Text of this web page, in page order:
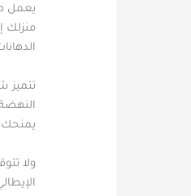
يعمل
منزلك
تتميز
يمنحك
ولا